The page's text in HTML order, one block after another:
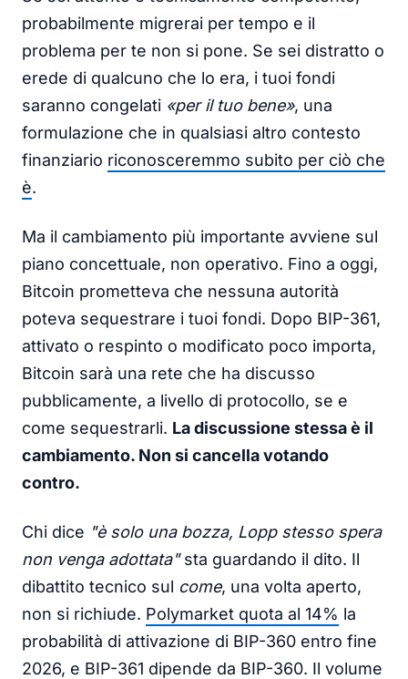
probabilmente migrerai per tempo e il
problema per te non si pone. Se sei distratto o
erede di qualcuno che lo era, i tuoi fondi
saranno congelati «per il tuo bene», una
formulazione che in qualsiasi altro contesto
finanziario riconosceremmo subito per ciò che
è.
Ma il cambiamento più importante avviene sul
piano concettuale, non operativo. Fino a oggi,
Bitcoin prometteva che nessuna autorità
poteva sequestrare i tuoi fondi. Dopo BIP-361,
attivato o respinto o modificato poco importa,
Bitcoin sarà una rete che ha discusso
pubblicamente, a livello di protocollo, se e
come sequestrarli. La discussione stessa è il
cambiamento. Non si cancella votando
contro.
Chi dice "è solo una bozza, Lopp stesso spera
non venga adottata"sta guardando il dito. Il
dibattito tecnico sul come, una volta aperto,
non si richiude. Polymarket quota al 14% la
probabilità di attivazione di BIP-360 entro fine
2026, e BIP-361 dipende da BIP-360. Il volume